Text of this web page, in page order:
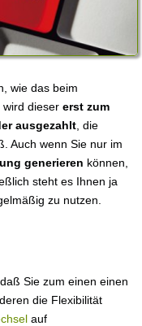
wie das beim
wird dieser erst zum
ausgezahlt , die
Auch wenn Sie nur im
generieren können,
steht es Ihnen ja
zu nutzen.
Sie zum einen einen
die Flexibilität
auf